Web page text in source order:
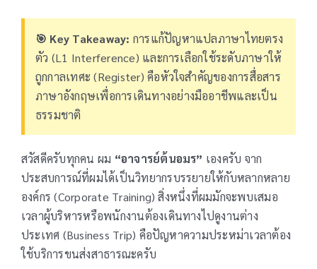
🎯 Key Takeaway: การแก้ปัญหาแปลภาษาไทยตรง
ตัว (L1 Interference) และการเลือกใช้ระดับภาษาให้
ถูกกาลเทศะ (Register) คือหัวใจสำคัญของการสื่อสาร
ภาษาอังกฤษเพื่อการเดินทางอย่างมืออาชีพและเป็น
ธรรมชาติ
สวัสดีครับทุกคน ผม “อาจารย์ต้นอมร” เองครับ จาก
ประสบการณ์ที่ผมได้เป็นวิทยากรบรรยายให้กับหลากหลาย
องค์กร (Corporate Training) สิ่งหนึ่งที่ผมมักจะพบเสมอ
เวลาผู้บริหารหรือพนักงานต้องเดินทางไปดูงานต่าง
ประเทศ (Business Trip) คือปัญหาความประหม่าเวลาต้อง
ใช้บริการขนส่งสาธารณะครับ